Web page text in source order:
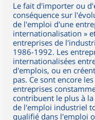
Le fait d'importer ou
conséquence sur
de l'emploi d'une
internationalisation »
entreprises de
1986-1992. Les
internationalisées
d'emplois, ou en
pas. Ce sont encore
entreprises
contribuent le plus à
de l'emploi industriel
qualifié dans l'emploi